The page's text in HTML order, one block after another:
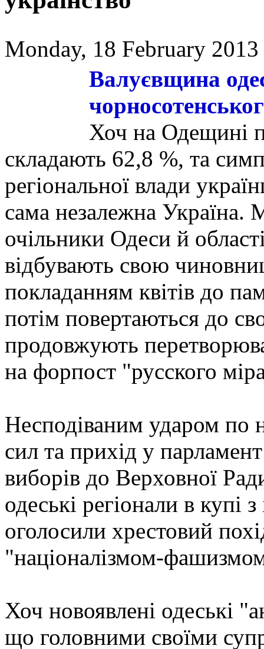
Monday, 18 February
Валуєвщина
Хоч на Одещині
складають 62,8 %, та
регіональної влади
сама незалежна Україна.
очільники Одеси й
відбувають свою
покладанням квітів до
потім повертаються до
продовжують
на форпост "русского
Несподіваним ударом по
сил та прихід у
виборів до Верховної
одеські регіонали в
оголосили хрестовий
"націоналізмом-
Хоч новоявлені одеські
що головними своїми